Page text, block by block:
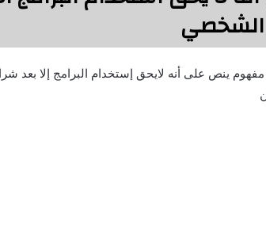
الشخصي
مفهوم ينص على أنه لايحق إستخدام البرامج إلا